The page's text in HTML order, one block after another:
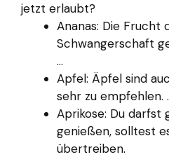
jetzt erlaubt?
Ananas: Die Frucht
Schwangerschaft
...
Apfel: Äpfel sind
sehr zu empfehlen.
Aprikose: Du darfst
genießen, solltest
übertreiben.